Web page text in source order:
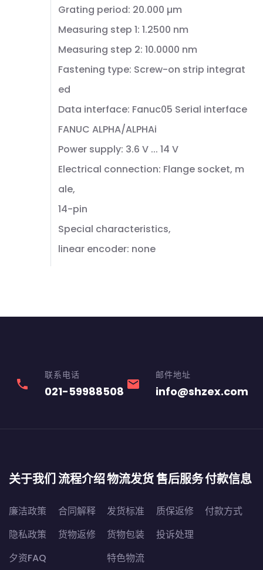
Grating period: 20.000 µm
Measuring step 1: 1.2500 nm
Measuring step 2: 10.0000 nm
Fastening type: Screw-on strip integrat
ed
Data interface: Fanuc05 Serial interface
FANUC ALPHA/ALPHAi
Power supply: 3.6 V ... 14 V
Electrical connection: Flange socket, m
ale,
14-pin
Special characteristics,
linear encoder: none
phone
联系电话
021-59988508 email
邮件地址
info@shzex.com
关于我们
廉洁政策
隐私政策
夕资FAQ
流程介绍
合同解释
货物返修
物流发货
发货标准
货物包装
特色物流
售后服务
质保返修
投诉处理
付款信息
付款方式